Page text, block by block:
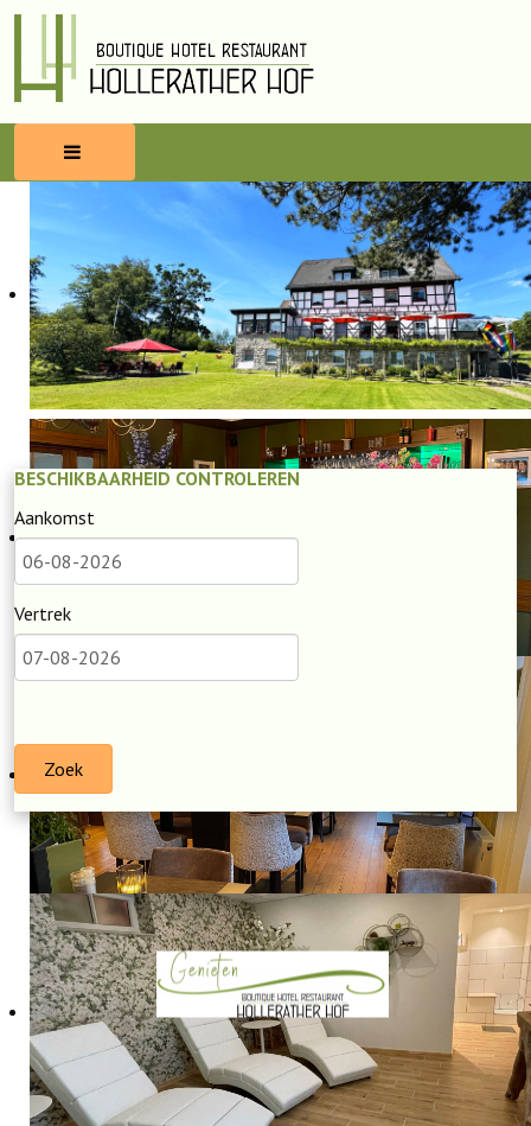
RESERVEREN
ETEN & DRINKEN
WELLNESS
OMGEVING
BLOG
BESCHIKBAARHEID CONTROLEREN
Aankomst
Vertrek
Zoek
ONZE KAMERS